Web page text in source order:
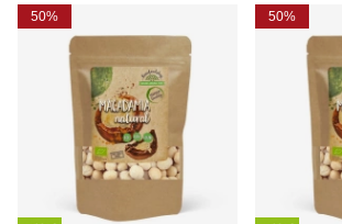
Tuotteet
50% 50%